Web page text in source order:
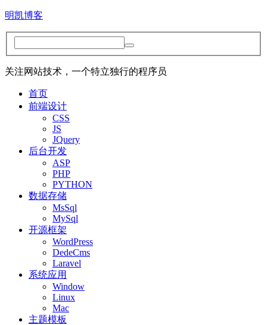
明凯博客
关注网站技术，一个特立独行的程序员
首页
前端设计
CSS
JS
JQuery
后台开发
ASP
PHP
PYTHON
数据存储
MsSql
MySql
开源框架
WordPress
DedeCms
Laravel
系统应用
Window
Linux
Mac
主题模板